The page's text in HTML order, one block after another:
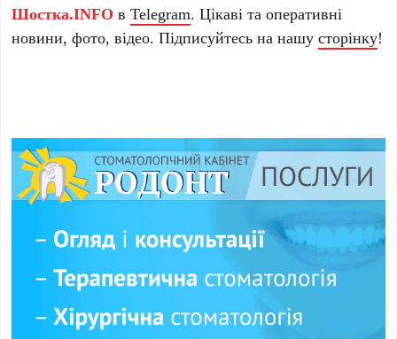
Шостка.INFO вTelegram. Цікаві та оперативні
новини, фото, відео. Підписуйтесь на нашусторінку!